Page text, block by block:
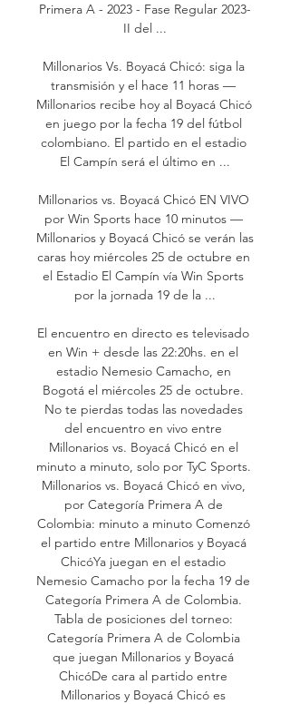
Primera A - 2023 - Fase Regular 2023-
II del ...
Millonarios Vs. Boyacá Chicó: siga la
transmisión y el hace 11 horas —
Millonarios recibe hoy al Boyacá Chicó
en juego por la fecha 19 del fútbol
colombiano. El partido en el estadio
El Campín será el último en ...
Millonarios vs. Boyacá Chicó EN VIVO
por Win Sports hace 10 minutos —
Millonarios y Boyacá Chicó se verán las
caras hoy miércoles 25 de octubre en
el Estadio El Campín vía Win Sports
por la jornada 19 de la ...
El encuentro en directo es televisado
en Win + desde las 22:20hs. en el
estadio Nemesio Camacho, en
Bogotá el miércoles 25 de octubre.
No te pierdas todas las novedades
del encuentro en vivo entre
Millonarios vs. Boyacá Chicó en el
minuto a minuto, solo por TyC Sports.
Millonarios vs. Boyacá Chicó en vivo,
por Categoría Primera A de
Colombia: minuto a minuto Comenzó
el partido entre Millonarios y Boyacá
ChicóYa juegan en el estadio
Nemesio Camacho por la fecha 19 de
Categoría Primera A de Colombia.
Tabla de posiciones del torneo:
Categoría Primera A de Colombia
que juegan Millonarios y Boyacá
ChicóDe cara al partido entre
Millonarios y Boyacá Chicó es